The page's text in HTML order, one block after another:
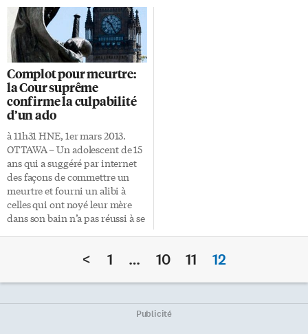
liste exhaustive des activités a
été dévoilée jeudi soir dernier à
l’Alliance française de Toronto,
qui accueillera bon nombre
d’événements. À noter que nos
deux conseils scolaires sont
pour la première fois impliqués
directement dans le processus
et siègent sur le comité
organisateur. Du 20 au 27 mars,
les francophones et
francophiles de la Ville-Reine
pourront goûter à la multitude
d’activités […]
Complot pour meurtre:
la Cour suprême
confirme la culpabilité
d’un ado
à 11h31 HNE, 1er mars 2013.
OTTAWA – Un adolescent de 15
ans qui a suggéré par internet
des façons de commettre un
meurtre et fourni un alibi à
celles qui ont noyé leur mère
dans son bain n’a pas réussi à se
meurtre: la Cour suprême du
culpabilité. Dans un jugement
unanime rendu vendredi, le
< 1 … 10 11 12
Publicité